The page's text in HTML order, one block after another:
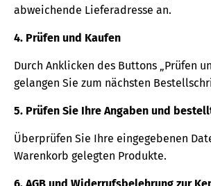
abweichende Lieferadresse an.
4. Prüfen und Kaufen
Durch Anklicken des Buttons „Prüfen
gelangen Sie zum nächsten
5. Prüfen Sie Ihre Angaben und
Überprüfen Sie Ihre eingegebenen
Warenkorb gelegten Produkte.